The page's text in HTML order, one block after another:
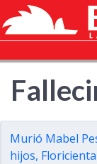
Murió Mabel
hijos,